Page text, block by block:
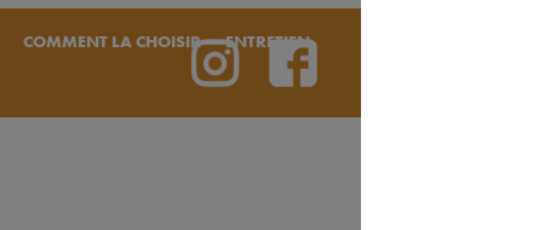
COMMENT LA CHOISIR ENTRETIEN